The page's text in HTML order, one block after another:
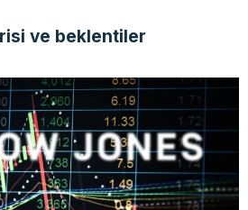
ve beklentiler